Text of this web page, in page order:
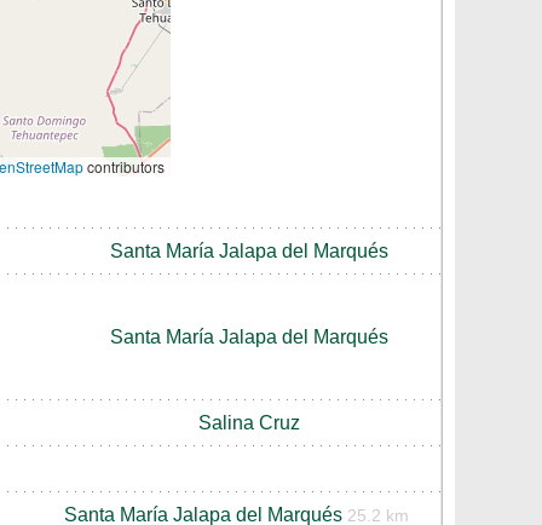
contributors
Santa María Jalapa del Marqués
Santa María Jalapa del Marqués
Salina Cruz
Santa María Jalapa del Marqués 25.2 km